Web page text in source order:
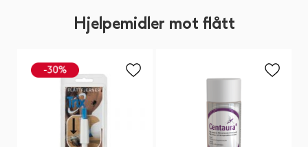
Hjelpemidler mot flått